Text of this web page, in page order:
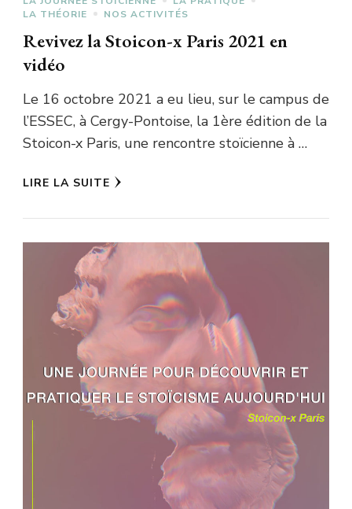
LA THÉORIE
NOS ACTIVITÉS
Revivez la Stoicon-x Paris 2021 en
vidéo
Le 16 octobre 2021 a eu lieu, sur le campus de
l’ESSEC, à Cergy-Pontoise, la 1ère édition de la
Stoicon-x Paris, une rencontre stoïcienne à …
LIRE LA SUITE